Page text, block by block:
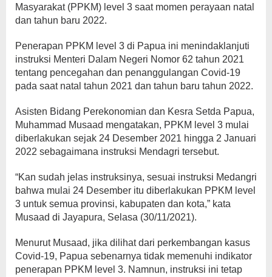
Masyarakat (PPKM) level 3 saat momen perayaan natal
dan tahun baru 2022.
Penerapan PPKM level 3 di Papua ini menindaklanjuti
instruksi Menteri Dalam Negeri Nomor 62 tahun 2021
tentang pencegahan dan penanggulangan Covid-19
pada saat natal tahun 2021 dan tahun baru tahun 2022.
Asisten Bidang Perekonomian dan Kesra Setda Papua,
Muhammad Musaad mengatakan, PPKM level 3 mulai
diberlakukan sejak 24 Desember 2021 hingga 2 Januari
2022 sebagaimana instruksi Mendagri tersebut.
“Kan sudah jelas instruksinya, sesuai instruksi Medangri
bahwa mulai 24 Desember itu diberlakukan PPKM level
3 untuk semua provinsi, kabupaten dan kota,” kata
Musaad di Jayapura, Selasa (30/11/2021).
Menurut Musaad, jika dilihat dari perkembangan kasus
Covid-19, Papua sebenarnya tidak memenuhi indikator
penerapan PPKM level 3. Namnun, instruksi ini tetap